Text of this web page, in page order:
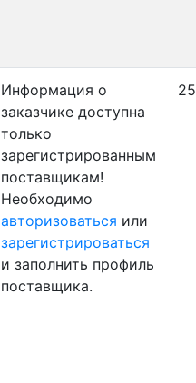
Информация о
заказчике доступна
только
зарегистрированным
поставщикам!
Необходимо
авторизоваться или
зарегистрироваться
и заполнить профиль
поставщика.